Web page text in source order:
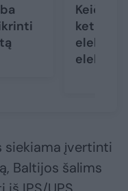
Keičia
elektros
siekiama įvertinti
Baltijos šalims